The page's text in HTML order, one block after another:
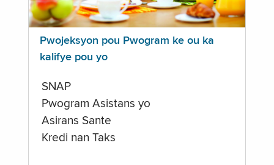
Pwojeksyon pou Pwogram ke ou ka
kalifye pou yo
SNAP
Pwogram Asistans yo
Asirans Sante
Kredi nan Taks